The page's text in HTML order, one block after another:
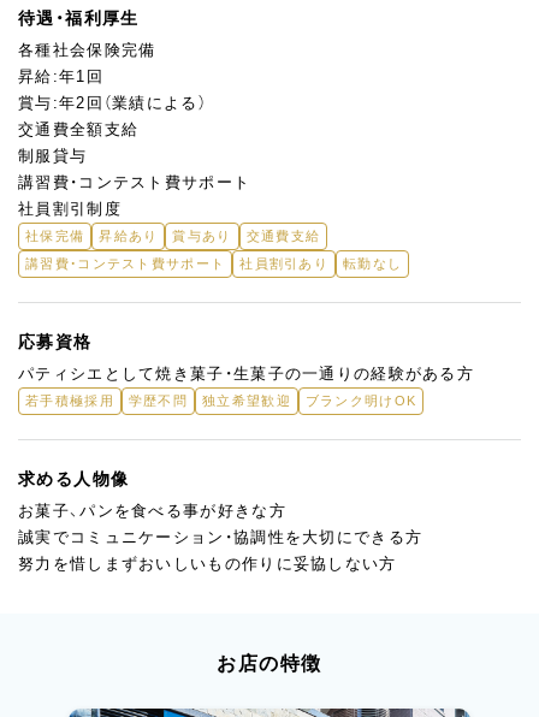
待遇・福利厚生
各種社会保険完備
昇給:年1回
賞与:年2回（業績による）
交通費全額支給
制服貸与
講習費・コンテスト費サポート
社員割引制度
社保完備 昇給あり 賞与あり
交通費支給
講習費・コンテスト費サポート
社員割引あり 転勤なし
応募資格
パティシエとして焼き菓子・生菓子の一通りの経験がある方
若手積極採用 学歴不問 独立希望歓迎 ブランク明けOK
求める人物像
お菓子、パンを食べる事が好きな方
誠実でコミュニケーション・協調性を大切にできる方
努力を惜しまずおいしいもの作りに妥協しない方
お店の特徴